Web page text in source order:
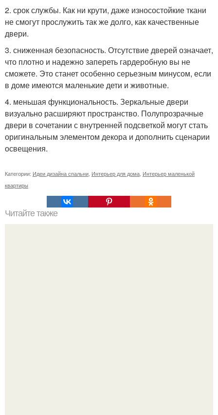
2. срок службы. Как ни крути, даже износостойкие ткани
не смогут прослужить так же долго, как качественные
двери.
3. сниженная безопасность. Отсутствие дверей означает,
что плотно и надежно запереть гардеробную вы не
сможете. Это станет особенно серьезным минусом, если
в доме имеются маленькие дети и животные.
4. меньшая функциональность. Зеркальные двери
визуально расширяют пространство. Полупрозрачные
двери в сочетании с внутренней подсветкой могут стать
оригинальным элементом декора и дополнить сценарии
освещения.
Категории: Идеи дизайна спальни, Интерьер для дома, Интерьер маленькой
квартиры
Читайте также